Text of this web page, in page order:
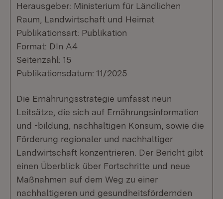
Herausgeber: Ministerium für Ländlichen
Raum, Landwirtschaft und Heimat
Publikationsart: Publikation
Format: DIn A4
Seitenzahl: 15
Publikationsdatum: 11/2025
Die Ernährungsstrategie umfasst neun
Leitsätze, die sich auf Ernährungsinformation
und -bildung, nachhaltigen Konsum, sowie die
Förderung regionaler und nachhaltiger
Landwirtschaft konzentrieren. Der Bericht gibt
einen Überblick über Fortschritte und neue
Maßnahmen auf dem Weg zu einer
nachhaltigeren und gesundheitsfördernden